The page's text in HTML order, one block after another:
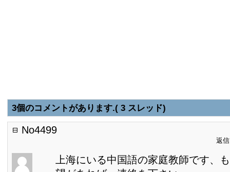
3個のコメントがあります.( 3 スレッド)
No4499
返
上海にいる中国語の家庭教師です、